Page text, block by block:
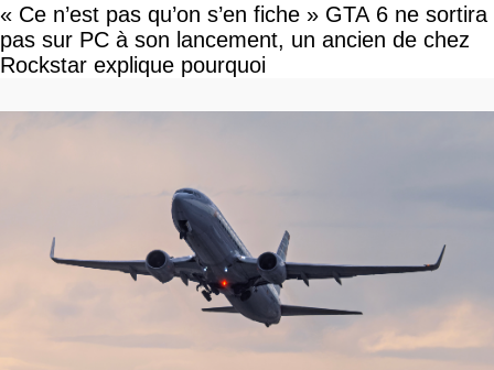
« Ce n’est pas qu’on s’en fiche » GTA 6 ne sortira
pas sur PC à son lancement, un ancien de chez
Rockstar explique pourquoi